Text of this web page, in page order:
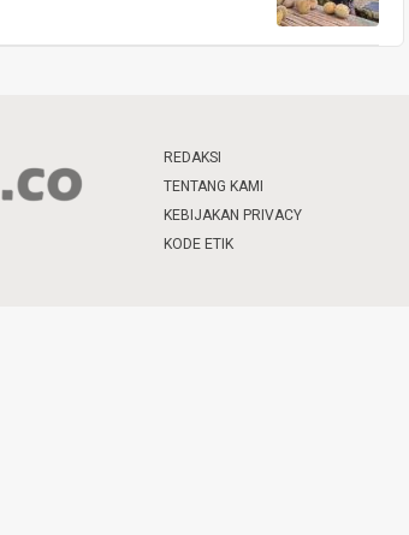
REDAKSI
TENTANG KAMI
KEBIJAKAN PRIVACY
KODE ETIK